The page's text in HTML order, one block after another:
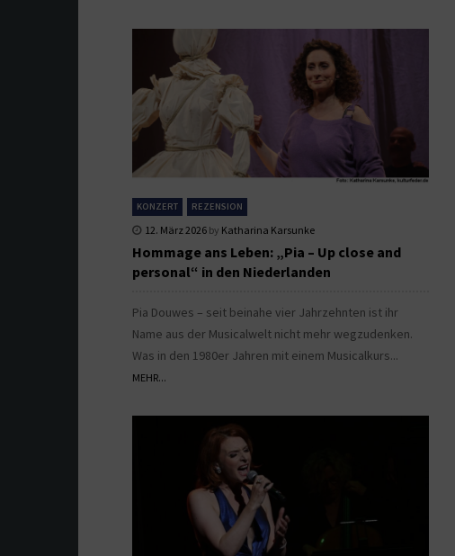
KONZERT REZENSION
12. März 2026 by Katharina Karsunke
Hommage ans Leben: „Pia – Up close and
personal“ in den Niederlanden
Pia Douwes – seit beinahe vier Jahrzehnten ist ihr
Name aus der Musicalwelt nicht mehr wegzudenken.
Was in den 1980er Jahren mit einem Musicalkurs...
MEHR...